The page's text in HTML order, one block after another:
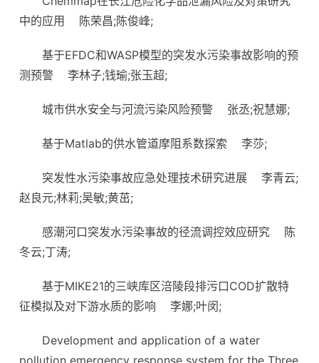
中的应用 陈荣昌;陈俊峰;
基于EFDC和WASP模型的突发水污染事故影响的预
测预警 李林子;钱瑜;张玉超;
城市供水安全与河流污染风险预警 张丞;祝慧娜;
基于Matlab的供水管道摩阻系数探索 李莎;
突发性水污染事故应急处理技术研究进展 李青云;
赵良元;林莉;吴敏;黄茁;
感潮河口突发水污染事故的径流调控效应研究 陈
冬云;丁涛;
基于MIKE21的三峡库区涪陵段排污口COD扩散特
征模拟及对下游水质的影响 李娜;叶闵;
Development and application of a water
pollution emergency response system for the Three